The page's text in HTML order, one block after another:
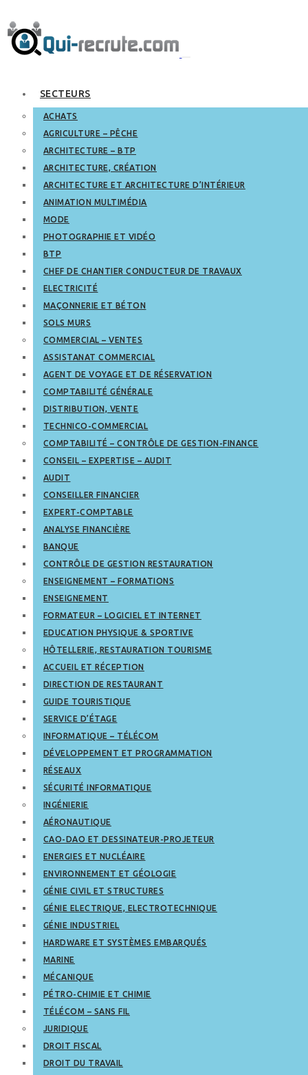
SECTEURS
ACHATS
AGRICULTURE – PÊCHE
ARCHITECTURE – BTP
ARCHITECTURE, CRÉATION
ARCHITECTURE ET ARCHITECTURE D’INTÉRIEUR
ANIMATION MULTIMÉDIA
MODE
PHOTOGRAPHIE ET VIDÉO
BTP
CHEF DE CHANTIER CONDUCTEUR DE TRAVAUX
ELECTRICITÉ
MAÇONNERIE ET BÉTON
SOLS MURS
COMMERCIAL – VENTES
ASSISTANAT COMMERCIAL
AGENT DE VOYAGE ET DE RÉSERVATION
COMPTABILITÉ GÉNÉRALE
DISTRIBUTION, VENTE
TECHNICO-COMMERCIAL
COMPTABILITÉ – CONTRÔLE DE GESTION-FINANCE
CONSEIL – EXPERTISE – AUDIT
AUDIT
CONSEILLER FINANCIER
EXPERT-COMPTABLE
ANALYSE FINANCIÈRE
BANQUE
CONTRÔLE DE GESTION RESTAURATION
ENSEIGNEMENT – FORMATIONS
ENSEIGNEMENT
FORMATEUR – LOGICIEL ET INTERNET
EDUCATION PHYSIQUE & SPORTIVE
HÔTELLERIE, RESTAURATION TOURISME
ACCUEIL ET RÉCEPTION
DIRECTION DE RESTAURANT
GUIDE TOURISTIQUE
SERVICE D’ÉTAGE
INFORMATIQUE – TÉLÉCOM
DÉVELOPPEMENT ET PROGRAMMATION
RÉSEAUX
SÉCURITÉ INFORMATIQUE
INGÉNIERIE
AÉRONAUTIQUE
CAO-DAO ET DESSINATEUR-PROJETEUR
ENERGIES ET NUCLÉAIRE
ENVIRONNEMENT ET GÉOLOGIE
GÉNIE CIVIL ET STRUCTURES
GÉNIE ELECTRIQUE, ELECTROTECHNIQUE
GÉNIE INDUSTRIEL
HARDWARE ET SYSTÈMES EMBARQUÉS
MARINE
MÉCANIQUE
PÉTRO-CHIMIE ET CHIMIE
TÉLÉCOM – SANS FIL
JURIDIQUE
DROIT FISCAL
DROIT DU TRAVAIL